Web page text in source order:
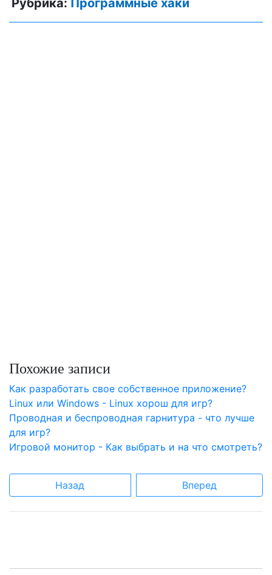
Рубрика: Программные хаки
Похожие записи
Как разработать свое собственное приложение?
Linux или Windows - Linux хорош для игр?
Проводная и беспроводная гарнитура - что лучше
для игр?
Игровой монитор - Как выбрать и на что смотреть?
Назад Вперед